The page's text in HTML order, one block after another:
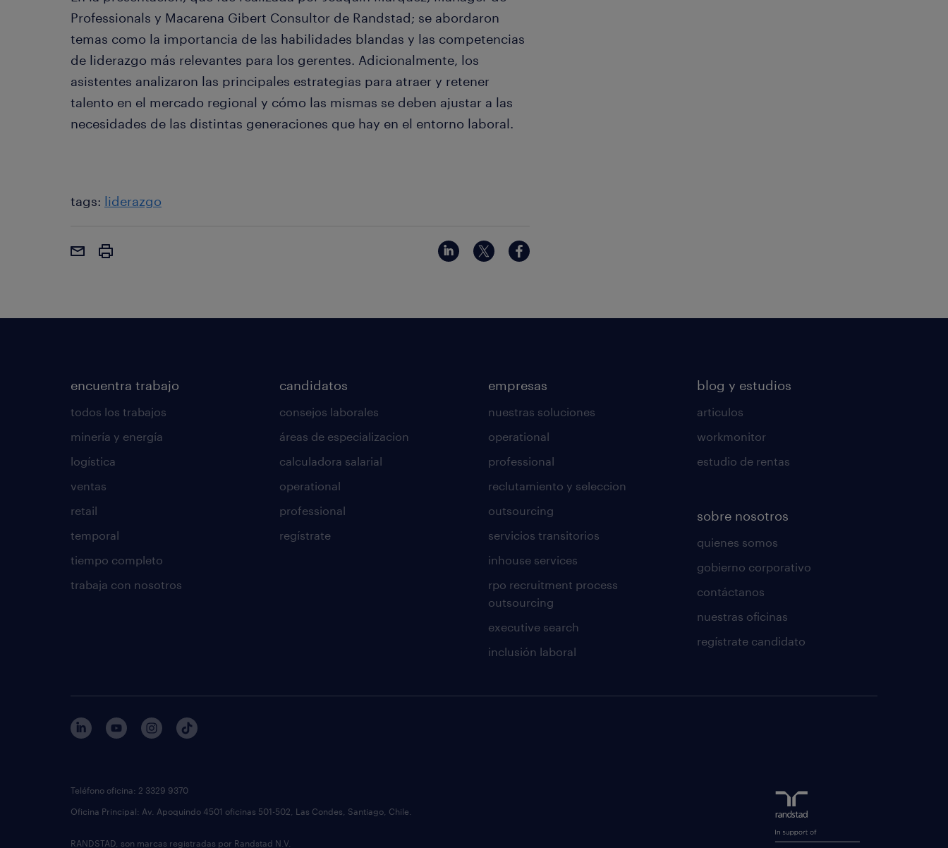
Professionals y Macarena Gibert Consultor de Randstad; se abordaron
temas como la importancia de las habilidades blandas y las competencias
de liderazgo más relevantes para los gerentes. Adicionalmente, los
asistentes analizaron las principales estrategias para atraer y retener
talento en el mercado regional y cómo las mismas se deben ajustar a las
necesidades de las distintas generaciones que hay en el entorno laboral.
tags: liderazgo
encuentra trabajo
todos los trabajos
minería y energía
logística
ventas
retail
temporal
tiempo completo
trabaja con nosotros
candidatos
consejos laborales
áreas de especializacion
calculadora salarial
operational
professional
regístrate
empresas
nuestras soluciones
operational
professional
reclutamiento y seleccion
outsourcing
servicios transitorios
inhouse services
rpo recruitment process
outsourcing
executive search
inclusión laboral
blog y estudios
articulos
workmonitor
estudio de rentas
sobre nosotros
quienes somos
gobierno corporativo
contáctanos
nuestras oficinas
regístrate candidato
Teléfono oficina: 2 3329 9370
Oficina Principal: Av. Apoquindo 4501 oficinas 501-502, Las Condes, Santiago, Chile.
RANDSTAD, son marcas registradas por Randstad N.V.